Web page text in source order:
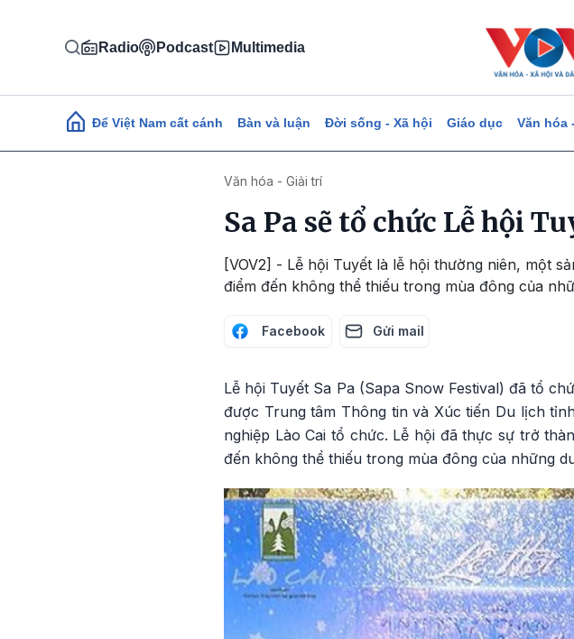
Radio Podcast Multimedia
Main navigation
Để Việt Nam cất cánh Bàn và luận Đời sống - Xã hội Giáo dục Văn hóa
Văn hóa - Giải trí
Sa Pa sẽ tổ chức Lễ hội
[VOV2] - Lễ hội Tuyết là lễ hội thường niên, một
điểm đến không thể thiếu trong mùa đông của
Facebook Gửi mail
Lễ hội Tuyết Sa Pa (Sapa Snow Festival) đã tổ
được Trung tâm Thông tin và Xúc tiến Du lịch
nghiệp Lào Cai tổ chức. Lễ hội đã thực sự trở
đến không thể thiếu trong mùa đông của những